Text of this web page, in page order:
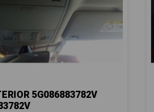
5G086883782V